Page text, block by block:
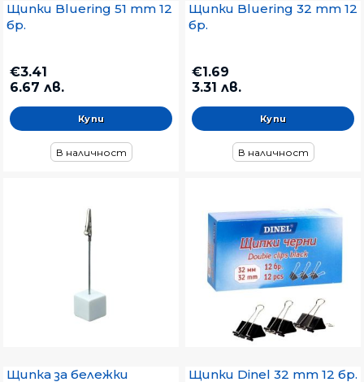
Щипки Bluering 51 mm 12
бр.
€3.41
6.67 лв.
В наличност
Щипки Bluering 32 mm 12
бр.
€1.69
3.31 лв.
В наличност
Щипка за бележки Щипки Dinel 32 mm 12 бр.